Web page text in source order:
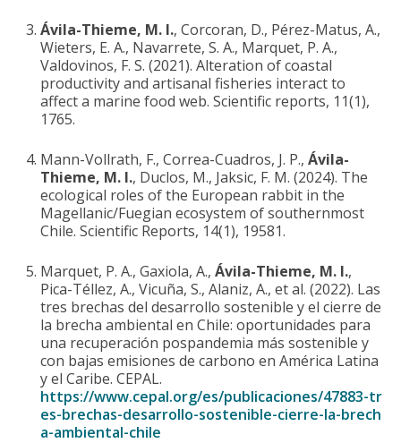
Ávila-Thieme, M. I., Corcoran, D., Pérez-Matus, A.,
Wieters, E. A., Navarrete, S. A., Marquet, P. A.,
Valdovinos, F. S. (2021). Alteration of coastal
productivity and artisanal fisheries interact to
affect a marine food web. Scientific reports, 11(1),
1765.
Mann-Vollrath, F., Correa-Cuadros, J. P., Ávila-
Thieme, M. I., Duclos, M., Jaksic, F. M. (2024). The
ecological roles of the European rabbit in the
Magellanic/Fuegian ecosystem of southernmost
Chile. Scientific Reports, 14(1), 19581.
Marquet, P. A., Gaxiola, A., Ávila-Thieme, M. I.,
Pica-Téllez, A., Vicuña, S., Alaniz, A., et al. (2022). Las
tres brechas del desarrollo sostenible y el cierre de
la brecha ambiental en Chile: oportunidades para
una recuperación pospandemia más sostenible y
con bajas emisiones de carbono en América Latina
y el Caribe. CEPAL.
https://www.cepal.org/es/publicaciones/47883-tr
es-brechas-desarrollo-sostenible-cierre-la-brech
a-ambiental-chile